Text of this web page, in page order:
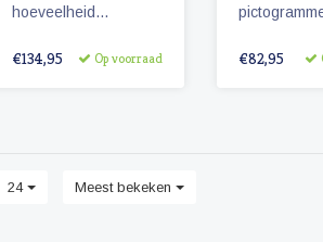
hoeveelheid
pictogrammen voor
€134,95 Op voorraad €82,95
24 Meest bekeken